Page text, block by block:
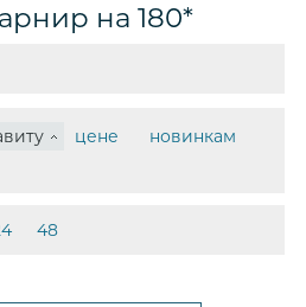
на 180*
цене
новинкам
48